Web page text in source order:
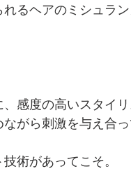
るヘアのミシュラ
感度の高いスタイ
がら刺激を与え合っ
術があってこそ。